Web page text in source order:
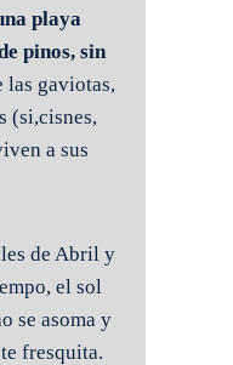
playa
pinos, sin
las gaviotas,
(si,cisnes,
a sus
de Abril y
el sol
se asoma y
fresquita.